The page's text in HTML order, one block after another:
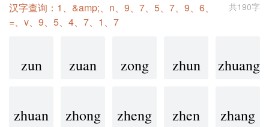
共190字
汉字查询：1、&amp;、n、9、7、5、7、9、6、
=、v、9、5、4、7、1、7
zun zuan zong zhun zhuang
zhuan zhong zheng zhen zhang